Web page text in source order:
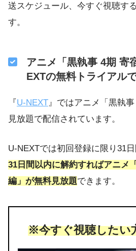
送スケジュール、今すぐ視聴す
す。
アニメ「黒執事 4期 寄
EXTの無料トライアル
『U-NEXT』ではアニメ「黒執
見放題で配信されています。
U-NEXTでは初回登録に限り31日
31日間以内に解約すればアニメ
編」が無料見放題できます。
※今すぐ視聴したい